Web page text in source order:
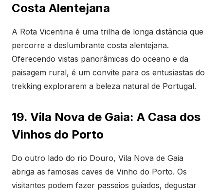
Costa Alentejana
A Rota Vicentina é uma trilha de longa distância que
percorre a deslumbrante costa alentejana.
Oferecendo vistas panorâmicas do oceano e da
paisagem rural, é um convite para os entusiastas do
trekking explorarem a beleza natural de Portugal.
19. Vila Nova de Gaia: A Casa dos
Vinhos do Porto
Do outro lado do rio Douro, Vila Nova de Gaia
abriga as famosas caves de Vinho do Porto. Os
visitantes podem fazer passeios guiados, degustar